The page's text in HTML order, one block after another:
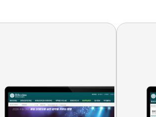
프로그램
고1,2,3학년 연간 자기주도
2026 종로핵심체